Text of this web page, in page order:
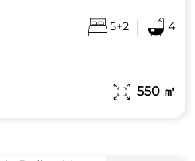
5+2 | 4
550 ㎡